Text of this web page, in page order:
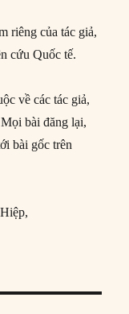
riêng của tác giả,
cứu Quốc tế.
về các tác giả,
bài đăng lại,
bài gốc trên